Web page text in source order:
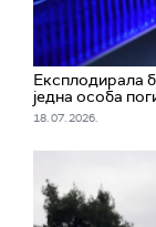
Експлодирала
једна особа
18. 07. 2026.